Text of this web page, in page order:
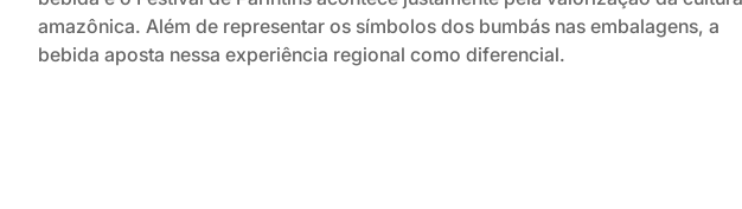
amazônica. Além de representar os símbolos dos bumbás nas embalagens, a
bebida aposta nessa experiência regional como diferencial.